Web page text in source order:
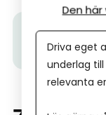
Tips från
inspiration
Den
Driva eget
underlag
relevanta